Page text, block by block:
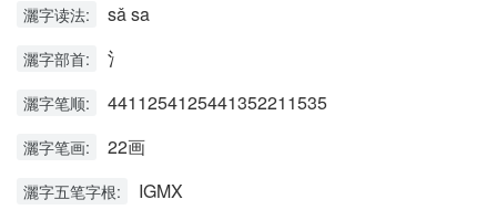
灑字读法: sǎ sa
灑字部首: 氵
灑字笔顺: 4411254125441352211535
灑字笔画: 22画
灑字五笔字根: IGMX